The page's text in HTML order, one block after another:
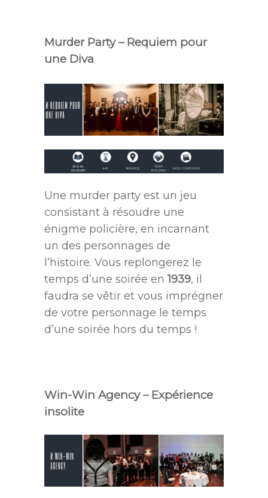
Murder Party – Requiem pour
une Diva
Une murder party est un jeu
consistant à résoudre une
énigme policière, en incarnant
un des personnages de
l’histoire. Vous replongerez le
temps d’une soirée en1939, il
faudra se vêtir et vous imprégner
de votre personnage le temps
d’une soirée hors du temps !
Win-Win Agency – Expérience
insolite